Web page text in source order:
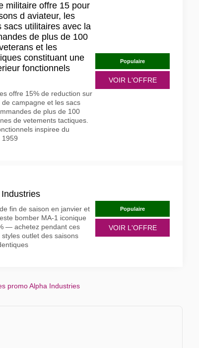
militaire offre 15 pour
d aviateur, les
sacs utilitaires avec la
de plus de 100
et les
constituant une
fonctionnels
offre 15% de reduction sur
campagne et les sacs
de plus de 100
de vetements tactiques.
inspiree du
1959
Populaire
VOIR L'OFFRE
fin de saison en janvier et
bomber MA-1 iconique
— achetez pendant ces
outlet des saisons
Populaire
VOIR L'OFFRE
promo Alpha Industries